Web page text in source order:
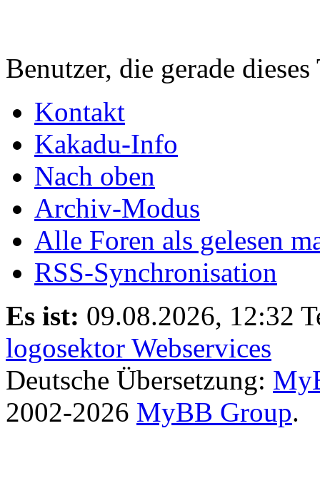
Benutzer, die gerade
Kontakt
Kakadu-Info
Nach oben
Archiv-Modus
Alle Foren als gelesen
RSS-Synchronisation
Es ist: 09.08.2026, 12:32
logosektor Webservices
Deutsche Übersetzung:
2002-2026 MyBB Group.